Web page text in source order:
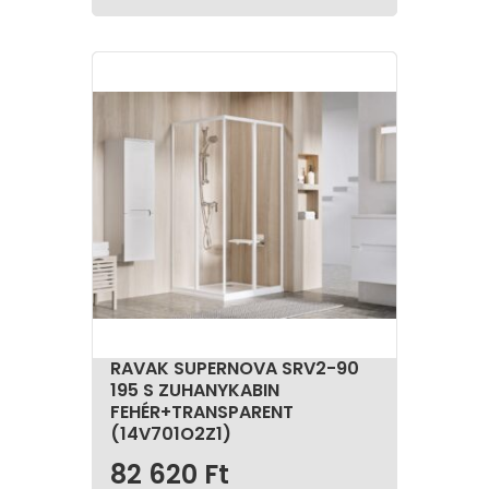
bevonatot az üvegfelületeken, ami tovább javítja a
tisztán tartás hatékonyságát.
zuhanykabinok előnye. Az edzett üveg alkalmazása
garantálja, hogy törés esetén is megfeleljenek a
biztonsági előírásoknak, ezáltal csökken a
sérülésveszély. Végül, de nem utolsósorban a
sokoldalúság is kiemelendő: a szögletes zuhanykabinok
számos méretben és kialakításban kaphatók, így
otthoni vagy közösségi fürdőhelyiségekbe egyaránt jól
alkalmazhatók.
A szögletes zuhanykabinok elsődleges vonzereje
egyszerűségükben és funkcionalitásukban rejlik. A
fürdőszobák szabályos formájú sarkaihoz könnyedén
rendelkezésre álló helyet, miközben kényelmes
mozgásteret biztosítanak a használó számára. A
logikus elrendezés és az egyenes vonalak
következtében a zuhanyzás élménye is
RAVAK SUPERNOVA SRV2-90
195 S ZUHANYKABIN
FEHÉR+TRANSPARENT
(14V701O2Z1)
82 620 Ft